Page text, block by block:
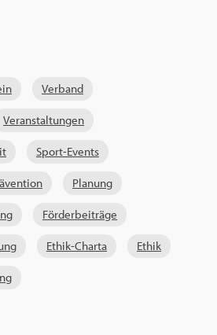
Ver­band
Ver­an­stal­tun­gen
Sport-Events
Pla­nung
För­der­bei­trä­ge
Ethik-Char­ta Ethik